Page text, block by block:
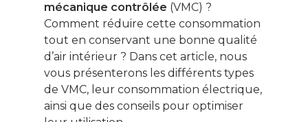
mécanique contrôlée (VMC) ?
Comment réduire cette consommation
tout en conservant une bonne qualité
d’air intérieur ? Dans cet article, nous
vous présenterons les différents types
de VMC, leur consommation électrique,
ainsi que des conseils pour optimiser